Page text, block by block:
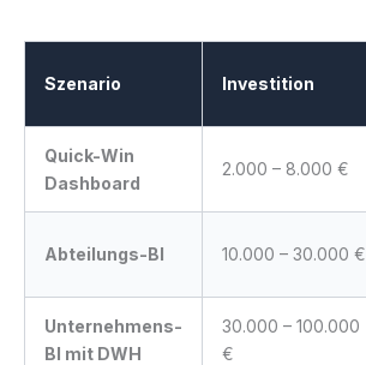
Szenario Investition
Quick-Win
Dashboard
2.000 – 8.000 €
Abteilungs-BI 10.000 – 30.000 €
Unternehmens-
BI mit DWH
30.000 – 100.000
€